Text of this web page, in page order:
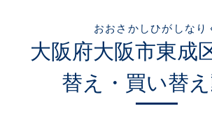
大阪府大阪市東成
おおさかしひがしなり
替え・買い替